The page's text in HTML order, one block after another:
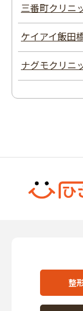
三番町クリニ
ケイアイ飯田
ナグモクリニ
整